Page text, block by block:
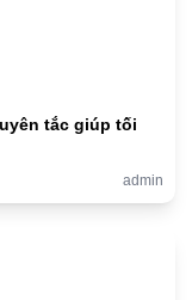
tắc giúp tối
admin